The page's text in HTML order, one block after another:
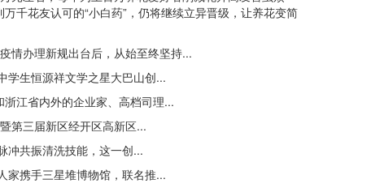
千花友认可的“小白药”，仍将继续立异晋级，让养花变简
办理新规出台后，从始至终坚持...
生恒源祥文学之星大巴山创...
江省内外的企业家、高档司理...
第三届新区经开区高新区...
共振清洗技能，这一创...
携手三星堆博物馆，联名推...